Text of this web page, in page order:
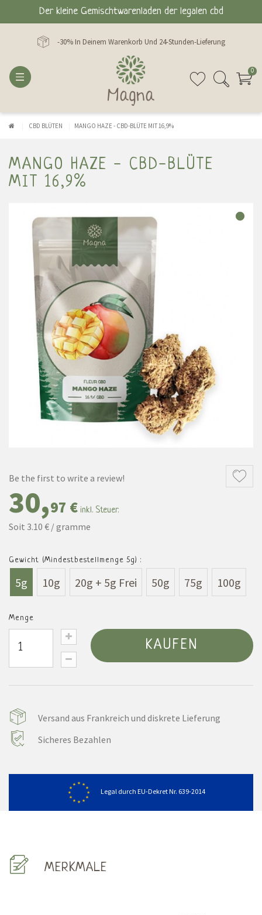
Der kleine Gemischtwarenladen der legalen cbd
-30% In Deinem Warenkorb Und 24-Stunden-Lieferung
0
CBD BLÜTEN MANGO HAZE - CBD-BLÜTE MIT 16,9%
MANGO HAZE - CBD-BLÜTE
MIT 16,9%
Be the first to write a review!
30,97 € inkl. Steuer.
Soit 3.10 € / gramme
Gewicht (Mindestbestellmenge 5g) :
5g 10g 20g + 5g Frei 50g 75g 100g
Menge
KAUFEN
Versand aus Frankreich und diskrete Lieferung
Sicheres Bezahlen
Legal durch EU-Dekret Nr. 639-2014
MERKMALE